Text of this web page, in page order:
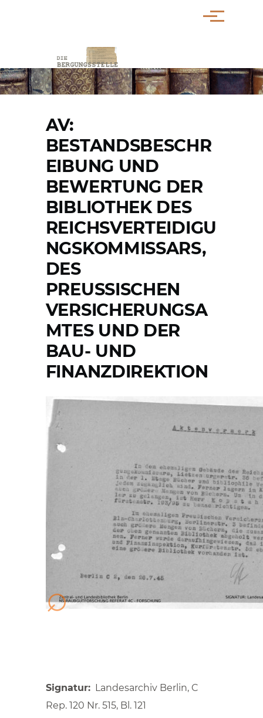
Menü
PFADNAVIGATION
AV:
BESTANDSBESCHR
EIBUNG UND
BEWERTUNG DER
BIBLIOTHEK DES
REICHSVERTEIDIGU
NGSKOMMISSARS,
DES
PREUSSISCHEN V
ERSICHERUNGSAM
TES UND DER B
AU- UND F
INANZDIREKTION
Signatur
Landesarchiv Berlin, C
Rep. 120 Nr. 515, Bl. 121